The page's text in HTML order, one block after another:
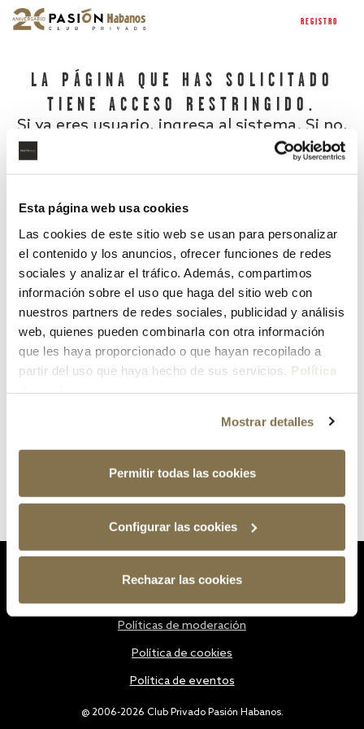
Esta página web usa cookies
Las cookies de este sitio web se usan para personalizar
el contenido y los anuncios, ofrecer funciones de redes
sociales y analizar el tráfico. Además, compartimos
información sobre el uso que haga del sitio web con
nuestros partners de redes sociales, publicidad y análisis
web, quienes pueden combinarla con otra información
que les haya proporcionado o que hayan recopilado a
partir del uso que haya hecho de sus servicios. Política
Mostrar detalles
Permitir todas las cookies
Configurar las cookies
Rechazar las cookies
REGISTRO
LA PÁGINA QUE HAS SOLICITADO
TIENE ACCESO RESTRINGIDO.
Si ya eres usuario, ingresa al sistema. Si no,
¿Has olvidado tu contraseña?
@ 2006-2026 Club Privado Pasión Habanos.
Políticas de moderación
Política de cookies
Política de eventos